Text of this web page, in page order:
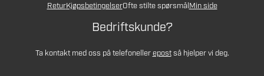
ReturKjøpsbetingelserOfte stilte spørsmålMin side
Bedriftskunde?
Ta kontakt med oss på telefonellerepostså hjelper vi deg.